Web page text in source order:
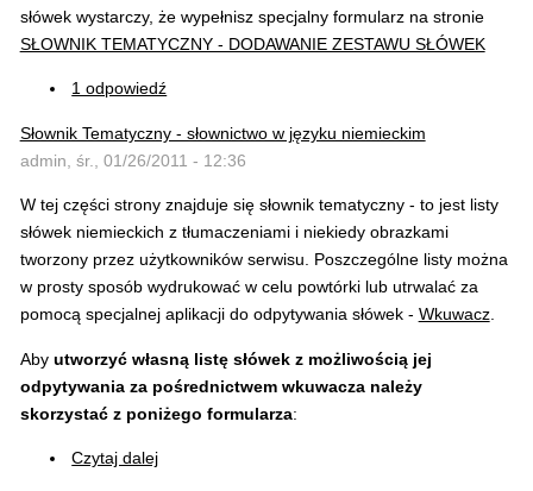
słówek wystarczy, że wypełnisz specjalny formularz na stronie
SŁOWNIK TEMATYCZNY - DODAWANIE ZESTAWU SŁÓWEK
1 odpowiedź
Słownik Tematyczny - słownictwo w języku niemieckim
admin, śr., 01/26/2011 - 12:36
W tej części strony znajduje się słownik tematyczny - to jest listy
słówek niemieckich z tłumaczeniami i niekiedy obrazkami
tworzony przez użytkowników serwisu. Poszczególne listy można
w prosty sposób wydrukować w celu powtórki lub utrwalać za
pomocą specjalnej aplikacji do odpytywania słówek - Wkuwacz.
Aby utworzyć własną listę słówek z możliwością jej
odpytywania za pośrednictwem wkuwacza należy
skorzystać z poniżego formularza:
Czytaj dalej